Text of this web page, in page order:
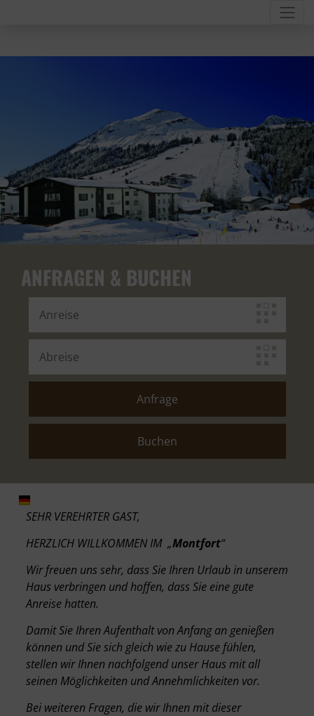
ANFRAGEN & BUCHEN
SEHR VEREHRTER GAST,
HERZLICH WILLKOMMEN IM „Montfort“
Wir freuen uns sehr, dass Sie Ihren Urlaub in unserem
Haus verbringen und hoffen, dass Sie eine gute
Anreise hatten.
Damit Sie Ihren Aufenthalt von Anfang an genießen
können und Sie sich gleich wie zu Hause fühlen,
stellen wir Ihnen nachfolgend unser Haus mit all
seinen Möglichkeiten und Annehmlichkeiten vor.
Bei weiteren Fragen, die wir Ihnen mit dieser